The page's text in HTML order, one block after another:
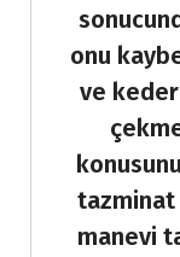
onu
ve
tazminat
manevi